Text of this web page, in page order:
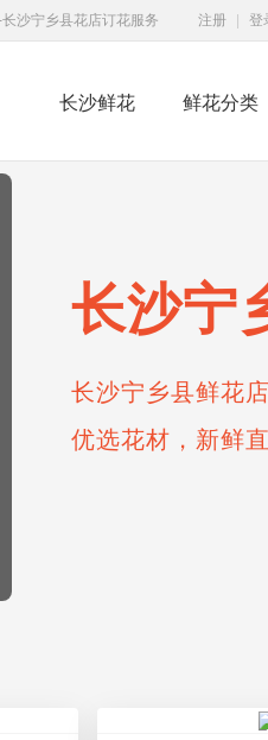
沙宁乡县花店订花服务 注册 登
长沙鲜花 鲜花分类
长沙宁
长沙宁乡县鲜花
优选花材，新鲜